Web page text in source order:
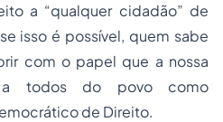
a “qualquer cidadão” de
isso é possível, quem sabe
com o papel que a nossa
a todos do povo como
de Direito.